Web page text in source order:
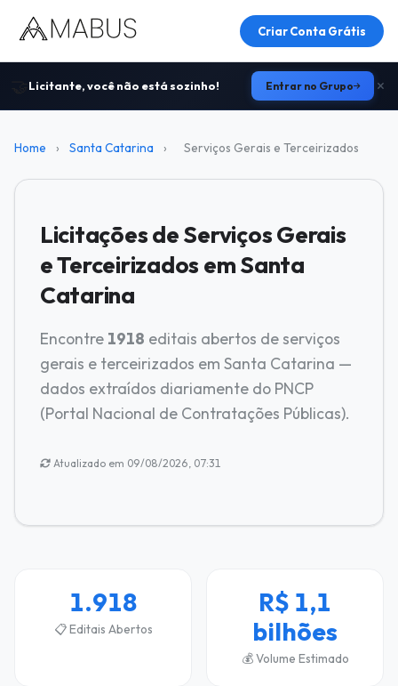
Criar Conta Grátis
Licitante, você não está sozinho! Entrar no Grupo
Home › Santa Catarina › Serviços Gerais e Terceirizados
Licitações de Serviços Gerais
e Terceirizados em Santa
Catarina
Encontre 1918 editais abertos de serviços
gerais e terceirizados em Santa Catarina —
dados extraídos diariamente do PNCP
(Portal Nacional de Contratações Públicas).
Atualizado em 09/08/2026, 07:31
1.918
📋 Editais Abertos
R$ 1,1
bilhões
💰 Volume Estimado